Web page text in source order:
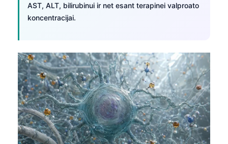
AST, ALT, bilirubinui ir net esant terapinei valproato
koncentracijai.